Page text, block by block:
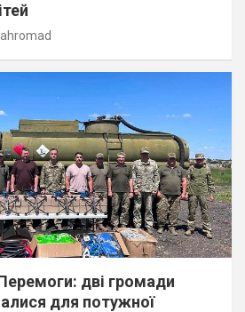
дві громади
для потужної